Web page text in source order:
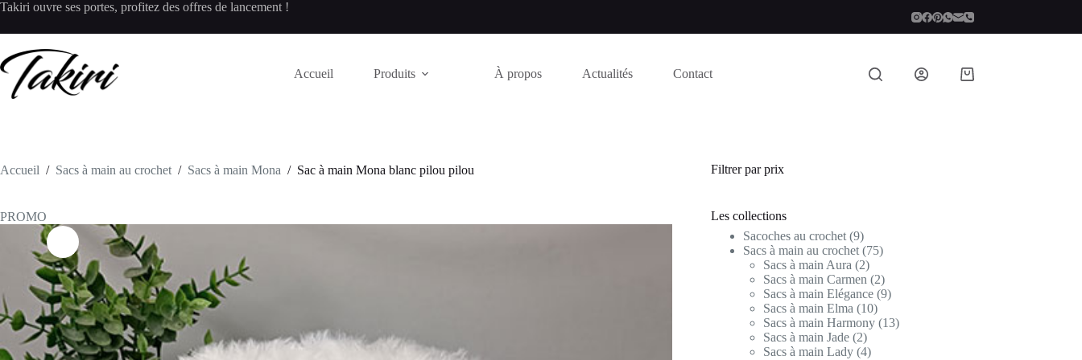
Passer
contenu
Takiri ouvre ses portes, profitez des offres de lancement !
Accueil Produits À propos Actualités Contact
Panier
Accueil / Sacs à main au crochet / Sacs à main Mona / Sac à main Mona blanc pilou pilou
PROMO
Filtrer par prix
Les collections
Sacoches au crochet 99
produits
Sacs à main au crochet 7575
Sacs à main Aura 22
produits
Sacs à main Carmen 22
produits
Sacs à main Elégance 99
Sacs à main Elma 1010
produits
Sacs à main Harmony 1313
Sacs à main Jade 22
produits
Sacs à main Lady 44